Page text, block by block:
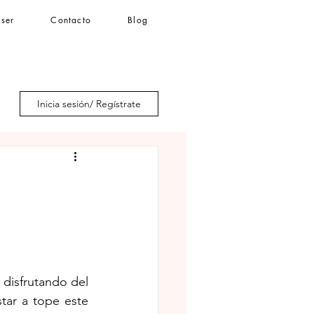
Contacto Blog
Inicia sesión/ Regístrate
del
a tope este